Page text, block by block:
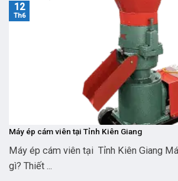
Máy ép cám viên tại Tỉnh Kiên Giang
Máy ép cám viên tại Tỉnh Kiên Giang
gì? Thiết ...
12
Th6